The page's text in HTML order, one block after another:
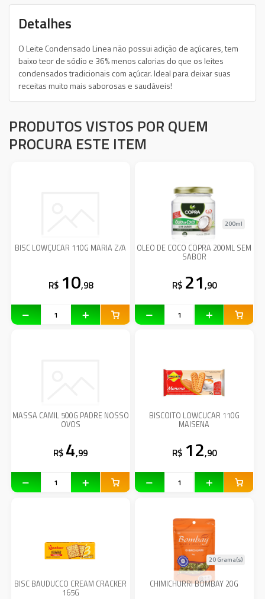
Detalhes
O Leite Condensado Linea não possui adição de açúcares, tem
baixo teor de sódio e 36% menos calorias do que os leites
condensados tradicionais com açúcar. Ideal para deixar suas
receitas muito mais saborosas e saudáveis!
PRODUTOS VISTOS POR QUEM
PROCURA ESTE ITEM
BISC LOWÇUCAR 110G MARIA Z/A
R$ 10,98
OLEO DE COCO COPRA 200ML SEM
SABOR
200ml
R$ 21,90
MASSA CAMIL 500G PADRE NOSSO
OVOS
R$ 4,99
BISCOITO LOWCUCAR 110G
MAISENA
R$ 12,90
BISC BAUDUCCO CREAM CRACKER
165G
CHIMICHURRI BOMBAY 20G
20 Grama(s)